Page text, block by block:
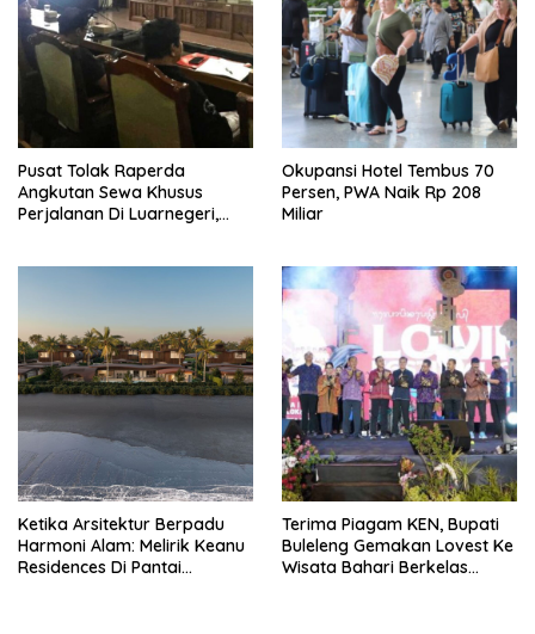
Pusat Tolak Raperda
Angkutan Sewa Khusus
Perjalanan Di Luarnegeri,
Okupansi Hotel Tembus 70
Persen, PWA Naik Rp 208
Miliar
Ketika Arsitektur Berpadu
Harmoni Alam: Melirik Keanu
Residences Di Pantai
Terima Piagam KEN, Bupati
Buleleng Gemakan Lovest Ke
Wisata Bahari Berkelas